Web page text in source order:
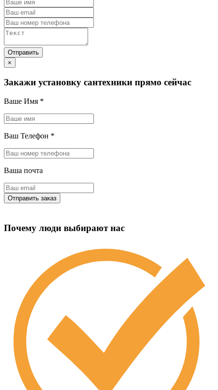
×
Закажи установку сантехники прямо сейчас
Ваше Имя *
Ваш Телефон *
Ваша почта
Почему люди выбирают нас